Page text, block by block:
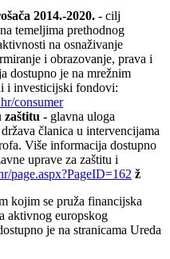
2014.-2020. - cilj
temeljima prethodnog
na osnaživanje
i obrazovanje, prava i
dostupno je na mrežnim
i investicijski fondovi:
consumer
zaštitu - glavna uloga
članica u intervencijama
Više informacija dostupno
uprave za zaštitu i
page.aspx?PageID=162 ž
kojim se pruža financijska
aktivnog europskog
je na stranicama Ureda